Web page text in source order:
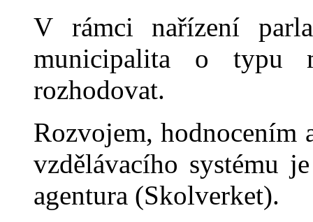
V rámci nařízení
municipalita o typu
rozhodovat.
Rozvojem, hodnocením
vzdělávacího systému
agentura (Skolverket).